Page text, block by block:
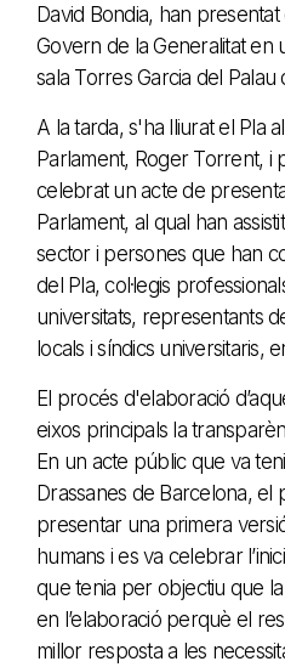
David Bondia, han
Govern de la Generalitat en
sala Torres Garcia del Palau
A la tarda, s'ha lliurat el Pla
Parlament, Roger Torrent, i
celebrat un acte de
Parlament, al qual han
sector i persones que han
del Pla, col·legis
universitats, representants
locals i síndics universitaris,
El procés d'elaboració
eixos principals la
En un acte públic que va
Drassanes de Barcelona, el
presentar una primera
humans i es va celebrar
que tenia per objectiu que la
en l’elaboració perquè el
millor resposta a les